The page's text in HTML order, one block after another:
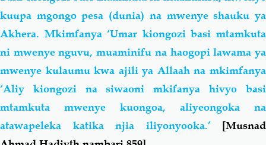
kuupa mgongo pesa (dunia) na mwenye shauku ya
Akhera. Mkimfanya ‘Umar kiongozi basi mtamkuta
ni mwenye nguvu, muaminifu na haogopi lawama ya
mwenye kulaumu kwa ajili ya Allaah na mkimfanya
‘Aliy kiongozi na siwaoni mkifanya hivyo basi
mtamkuta mwenye kuongoa, aliyeongoka na
atawapeleka katika njia iliyonyooka.’ [Musnad